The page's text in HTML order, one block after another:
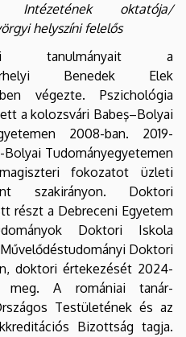
Intézetének oktatója/
helyszíni felelős
tanulmányait a
Benedek Elek
végezte. Pszichológia
a kolozsvári Babeş–Bolyai
2008-ban. 2019-
Bolyai Tudományegyetemen
fokozatot üzleti
szakirányon. Doktori
részt a Debreceni Egyetem
Doktori Iskola
Doktori
doktori értekezését 2024-
meg. A romániai tanár-
Testületének és az
Bizottság tagja.